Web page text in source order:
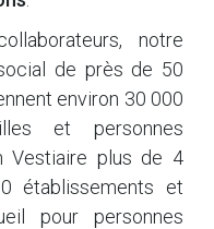
notre
de près de 50
environ 30 000
et personnes
Vestiaire plus de 4
établissements et
pour personnes